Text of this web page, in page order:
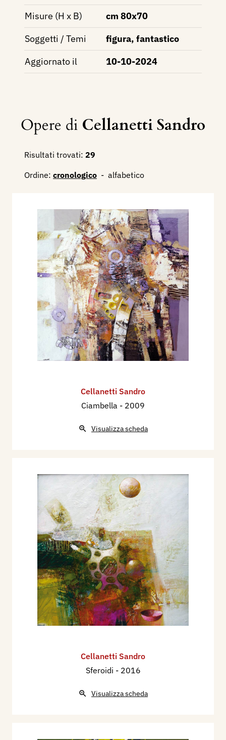
Misure (H x B)
cm 80x70
Soggetti / Temi
figura, fantastico
Aggiornato il
10-10-2024
Opere di Cellanetti Sandro
Risultati trovati: 29
Ordine: cronologico - alfabetico
Cellanetti Sandro
Ciambella - 2009
Visualizza scheda
Cellanetti Sandro
Sferoidi - 2016
Visualizza scheda